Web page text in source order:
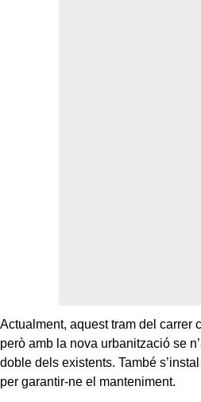
Actualment, aquest tram del carrer
però amb la nova urbanització se
doble dels existents. També
per garantir-ne el manteniment.